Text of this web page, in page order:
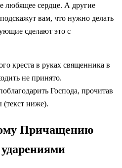
любящее сердце. А другие
вам, что нужно делать
сделают это с
креста в руках священника в
не принято.
Господа, прочитав
(текст ниже).
Причащению